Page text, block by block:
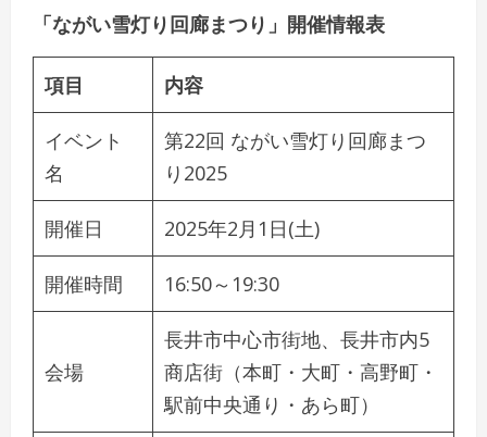
「ながい雪灯り回廊まつり」開催情報表
項目 内容
イベント
名
第22回 ながい雪灯り回廊まつ
り2025
開催日 2025年2月1日(土)
開催時間 16:50～19:30
会場
長井市中心市街地、長井市内5
商店街（本町・大町・高野町・
駅前中央通り・あら町）